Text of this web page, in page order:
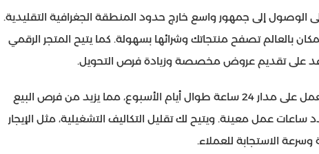
على الوصول إلى جمهور واسع خارج حدود المنطقة الجغرافية التقليدية.
بالعالم تصفح منتجاتك وشرائها بسهولة. كما يتيح المتجر الرقمي
على تقديم عروض مخصصة وزيادة فرص التحويل.
بالإضافة إلى ذلك، يمكن للمتجر الإلكتروني العمل على مدار 24 ساعة طوال أيام الأسبوع، مما يزيد من فرص البيع
ساعات عمل معينة. ويتيح لك تقليل التكاليف التشغيلية، مثل الإيجار
الاستجابة للعملاء.